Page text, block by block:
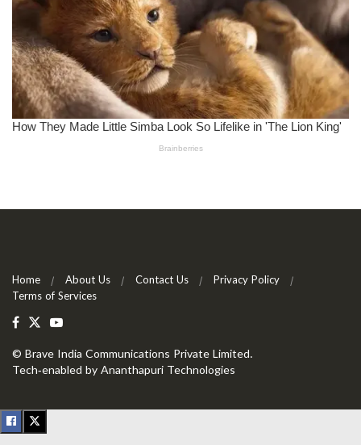
Home About Us Contact Us
Privacy Policy
Terms of Services
© Brave India Communications Private Limited.
Tech-enabled by Ananthapuri Technologies